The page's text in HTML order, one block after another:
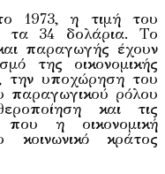
1973, η τιμή του
τα 34 δολάρια. Το
παραγωγής έχουν
της οικονομικής
την υποχώρηση του
παραγωγικού ρόλου
και τις
που η οικονομική
κράτος